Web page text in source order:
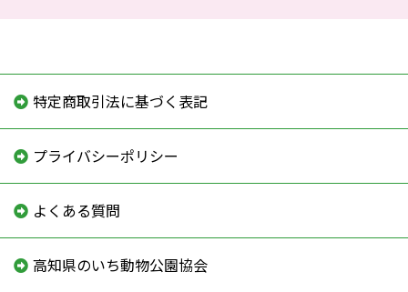
特定商取引法に基づく表記
プライバシーポリシー
よくある質問
高知県のいち動物公園協会